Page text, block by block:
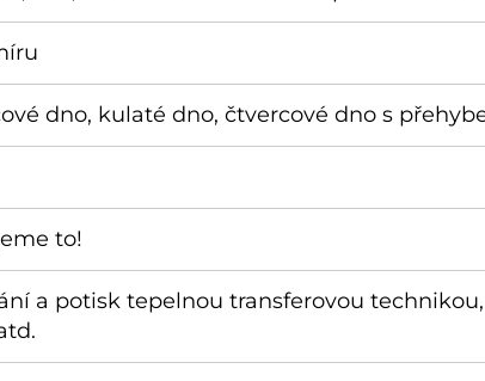
dno, kulaté dno, čtvercové dno s
to!
a potisk tepelnou transferovou